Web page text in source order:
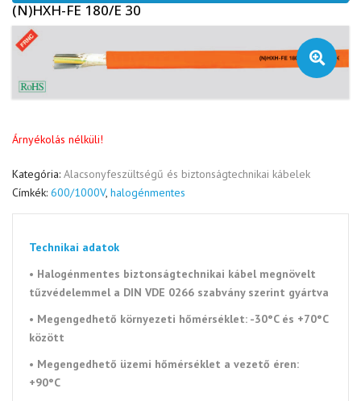
(N)HXH-FE 180/E 30
🔍
Árnyékolás nélküli!
Kategória: Alacsonyfeszültségű és biztonságtechnikai kábelek
Címkék: 600/1000V, halogénmentes
Technikai adatok
• Halogénmentes biztonságtechnikai kábel megnövelt
tűzvédelemmel a DIN VDE 0266 szabvány szerint gyártva
• Megengedhető környezeti hőmérséklet: -30°C és +70°C
között
• Megengedhető üzemi hőmérséklet a vezető éren:
+90°C